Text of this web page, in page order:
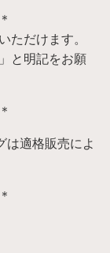
ただけます。
と明記をお願
は適格販売によ